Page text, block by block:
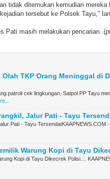
tidak ditemukan kemudian mereka
tersebut ke Polsek Tayu,"
Pati masih melakukan pencarian.
TKP Orang Meninggal di
patroli cek lingkungan, Satpol PP Tayu
Jalur Pati - Tayu
Pati - Tayu TersendatKAAPNEWS.COM
Warung Kopi di Tayu
Kopi di Tayu Dikecrek Polisi....